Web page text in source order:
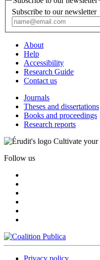
Subscribe to our newsletter
About
Help
Accessibility
Research Guide
Contact us
Journals
Theses and dissertations
Books and proceedings
Research reports
Cultivate your
Follow us